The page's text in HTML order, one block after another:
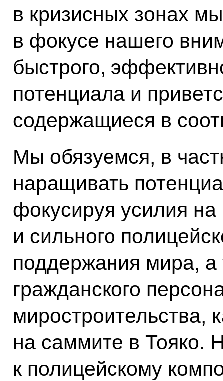
в кризисных зонах
в фокусе нашего
быстрого,
потенциала и
содержащиеся в
Мы обязуемся, в
наращивать
фокусируя усилия на
и сильного
поддержания мира, а
гражданского
миростроительства,
на саммите в Тояко.
к полицейскому